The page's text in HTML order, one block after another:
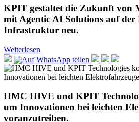
KPIT gestaltet die Zukunft von
mit Agentic AI Solutions auf
Infrastruktur neu.
Weiterlesen
HMC HIVE und KPIT
um Innovationen bei leichten
voranzutreiben.